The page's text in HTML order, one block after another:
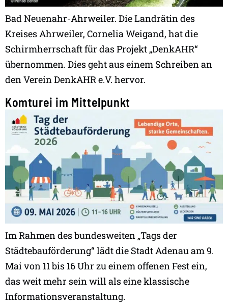
Bad Neuenahr-Ahrweiler. Die Landrätin des
Kreises Ahrweiler, Cornelia Weigand, hat die
Schirmherrschaft für das Projekt „DenkAHR“
übernommen. Dies geht aus einem Schreiben an
den Verein DenkAHR e.V. hervor.
Komturei im Mittelpunkt
Im Rahmen des bundesweiten „Tags der
Städtebauförderung“ lädt die Stadt Adenau am 9.
Mai von 11 bis 16 Uhr zu einem offenen Fest ein,
das weit mehr sein will als eine klassische
Informationsveranstaltung.